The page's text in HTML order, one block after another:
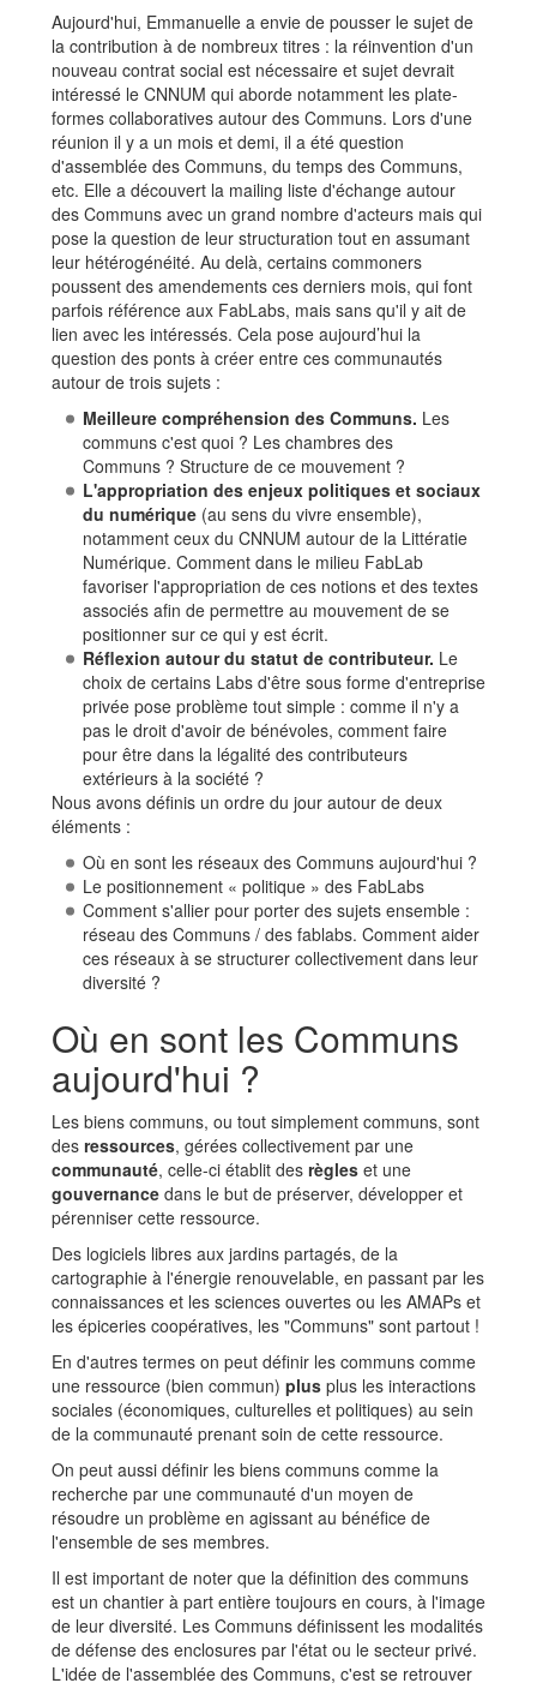
Aujourd'hui, Emmanuelle a envie de pousser le sujet de
la contribution à de nombreux titres : la réinvention d'un
nouveau contrat social est nécessaire et sujet devrait
intéressé le CNNUM qui aborde notamment les plate-
formes collaboratives autour des Communs. Lors d'une
réunion il y a un mois et demi, il a été question
d'assemblée des Communs, du temps des Communs,
etc. Elle a découvert la mailing liste d'échange autour
des Communs avec un grand nombre d'acteurs mais qui
pose la question de leur structuration tout en assumant
leur hétérogénéité. Au delà, certains commoners
poussent des amendements ces derniers mois, qui font
parfois référence aux FabLabs, mais sans qu'il y ait de
lien avec les intéressés. Cela pose aujourd’hui la
question des ponts à créer entre ces communautés
autour de trois sujets :
Meilleure compréhension des Communs. Les
communs c'est quoi ? Les chambres des
Communs ? Structure de ce mouvement ?
L'appropriation des enjeux politiques et sociaux
du numérique(au sens du vivre ensemble),
notamment ceux du CNNUM autour de la Littératie
Numérique. Comment dans le milieu FabLab
favoriser l'appropriation de ces notions et des textes
associés afin de permettre au mouvement de se
positionner sur ce qui y est écrit.
Réflexion autour du statut de contributeur. Le
choix de certains Labs d'être sous forme d'entreprise
privée pose problème tout simple : comme il n'y a
pas le droit d'avoir de bénévoles, comment faire
pour être dans la légalité des contributeurs
extérieurs à la société ?
Nous avons définis un ordre du jour autour de deux
éléments :
Où en sont les réseaux des Communs aujourd'hui ?
Le positionnement « politique » des FabLabs
Comment s'allier pour porter des sujets ensemble :
réseau des Communs / des fablabs. Comment aider
ces réseaux à se structurer collectivement dans leur
diversité ?
Où en sont les Communs
aujourd'hui ?
Les biens communs, ou tout simplement communs, sont
des ressources, gérées collectivement par une
communauté, celle-ci établit des règles et une
gouvernance dans le but de préserver, développer et
pérenniser cette ressource.
Des logiciels libres aux jardins partagés, de la
cartographie à l'énergie renouvelable, en passant par les
connaissances et les sciences ouvertes ou les AMAPs et
les épiceries coopératives, les "Communs" sont partout !
En d'autres termes on peut définir les communs comme
une ressource (bien commun) plus plus les interactions
sociales (économiques, culturelles et politiques) au sein
de la communauté prenant soin de cette ressource.
On peut aussi définir les biens communs comme la
recherche par une communauté d'un moyen de
résoudre un problème en agissant au bénéfice de
l'ensemble de ses membres.
Il est important de noter que la définition des communs
est un chantier à part entière toujours en cours, à l'image
de leur diversité. Les Communs définissent les modalités
de défense des enclosures par l'état ou le secteur privé.
L'idée de l'assemblée des Communs, c'est se retrouver